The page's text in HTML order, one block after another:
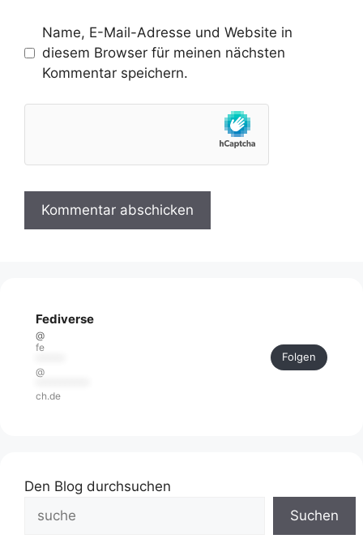
Name, E-Mail-Adresse und Website in
diesem Browser für meinen nächsten
Kommentar speichern.
Fediverse
@
fe
@
ch.de
Folgen
Den Blog durchsuchen
Suchen